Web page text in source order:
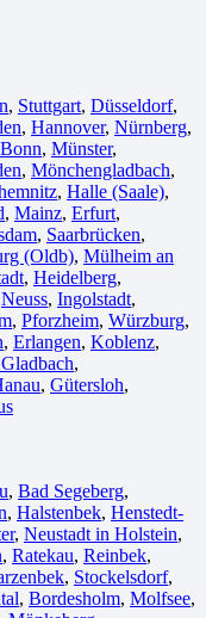
, Stuttgart, Düsseldorf,
, Hannover, Nürnberg,
Bonn⁠, Münster⁠,
, Mönchengladbach⁠,
, Halle (Saale)⁠,
, Mainz⁠, Erfurt,
, Saarbrücken⁠,
(Oldb), Mülheim an
, Heidelberg,
Neuss, Ingolstadt,
, Pforzheim, Würzburg,
, Erlangen⁠, Koblenz,
,
, Gütersloh,
, Bad Segeberg,
, Halstenbek, Henstedt-
, Neustadt in Holstein,
, Ratekau, Reinbek,
, Stockelsdorf,
, Bordesholm, Molfsee,